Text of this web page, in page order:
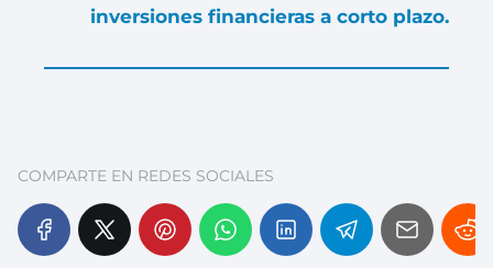
inversiones financieras a corto plazo.
COMPARTE EN REDES SOCIALES